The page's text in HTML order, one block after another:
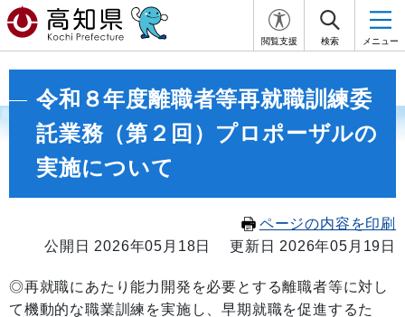
閲覧支援 検索 メニュー
令和８年度離職者等再就職訓練委
託業務（第２回）プロポーザルの
実施について
ページの内容を印刷
公開日 2026年05月18日
更新日 2026年05月19日
◎再就職にあたり能力開発を必要とする離職者等に対し
て機動的な職業訓練を実施し、早期就職を促進するた